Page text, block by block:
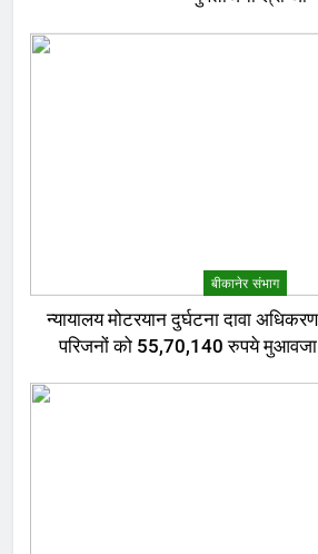
बीकानेर संभाग
न्यायालय मोटरयान दुर्घटना दावा
परिजनों को 55,70,140 रुपये मुआवजा